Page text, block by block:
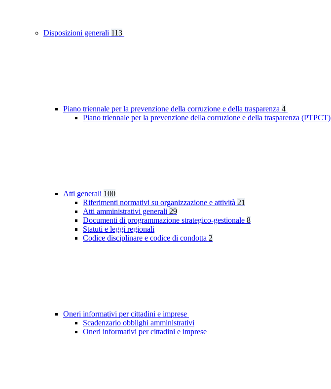
Disposizioni generali 113
Piano triennale per la prevenzione della corruzione e della trasparenza 4
Piano triennale per la prevenzione della corruzione e della trasparenza (PTPCT)
Atti generali 100
Riferimenti normativi su organizzazione e attività 21
Atti amministrativi generali 29
Documenti di programmazione strategico-gestionale 8
Statuti e leggi regionali
Codice disciplinare e codice di condotta 2
Oneri informativi per cittadini e imprese
Scadenzario obblighi amministrativi
Oneri informativi per cittadini e imprese